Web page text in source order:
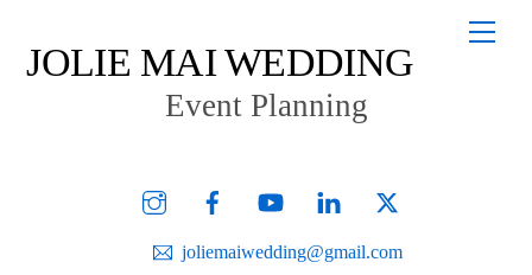
JOLIE MAI WEDDING
Event Planning
Instagram YouTube
joliemaiwedding@gmail.com